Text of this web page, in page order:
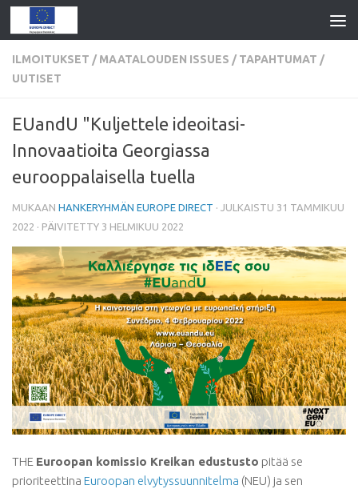
ILMOITUKSET / MAATALOUDEN ISSUES / TAPAHTUMAT /
UUTISET
EUandU "Kuljettele ideoitasi-
Innovaatioita Georgiassa
eurooppalaisella tuella
MUKAAN HANKERYHMÄN EUROPE DIRECT · JULKAISTU 31 TAMMIKUU
2022 · PÄIVITETTY 3 HELMIKUU 2022
THE Euroopan komissio Kreikan edustusto pitää se
prioriteettina Euroopan elvytyssuunnitelma (NEU) ja sen